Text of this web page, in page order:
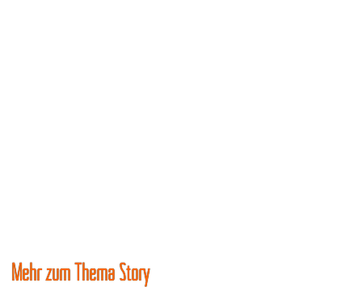
Mehr zum Thema Story